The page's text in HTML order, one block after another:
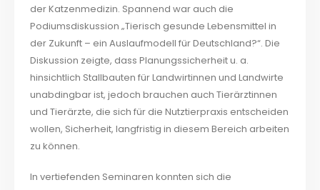
der Katzenmedizin. Spannend war auch die
Podiumsdiskussion „Tierisch gesunde Lebensmittel in
der Zukunft – ein Auslaufmodell für Deutschland?“. Die
Diskussion zeigte, dass Planungssicherheit u. a.
hinsichtlich Stallbauten für Landwirtinnen und Landwirte
unabdingbar ist, jedoch brauchen auch Tierärztinnen
und Tierärzte, die sich für die Nutztierpraxis entscheiden
wollen, Sicherheit, langfristig in diesem Bereich arbeiten
zu können.
In vertiefenden Seminaren konnten sich die